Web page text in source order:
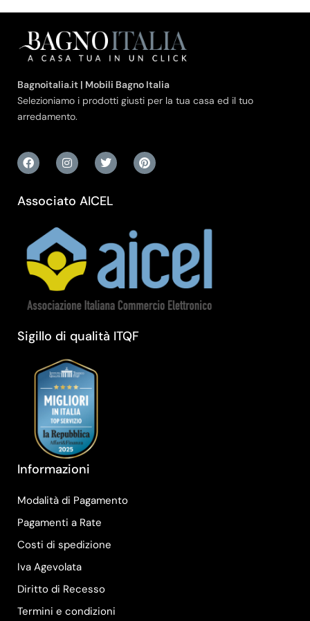
Bagnoitalia.it | Mobili Bagno Italia
Selezioniamo i prodotti giusti per la tua casa ed il tuo
arredamento.
Associato AICEL
Sigillo di qualità ITQF
Informazioni
Modalità di Pagamento
Pagamenti a Rate
Costi di spedizione
Iva Agevolata
Diritto di Recesso
Termini e condizioni